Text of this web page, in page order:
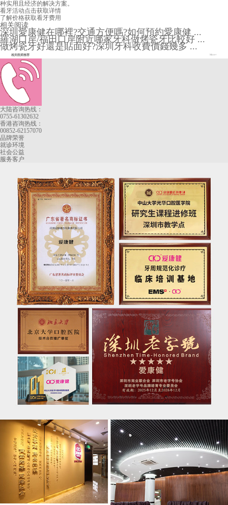
种实用且经济的解决方案。
看牙活动点击获取详情
了解价格获取看牙费用
相关阅读
深圳愛康健在哪裡?交通方便嗎?如何預約愛康健 ...
羅湖口岸/福田口岸附近哪家牙科做烤瓷牙比較好 ...
做烤瓷牙好還是貼面好?深圳牙科收費價錢幾多 ...
相关医师推荐 More+
大陆咨询热线：
0755-61302632
香港咨询热线：
00852-62157070
品牌荣誉
就诊环境
社会公益
服务客户